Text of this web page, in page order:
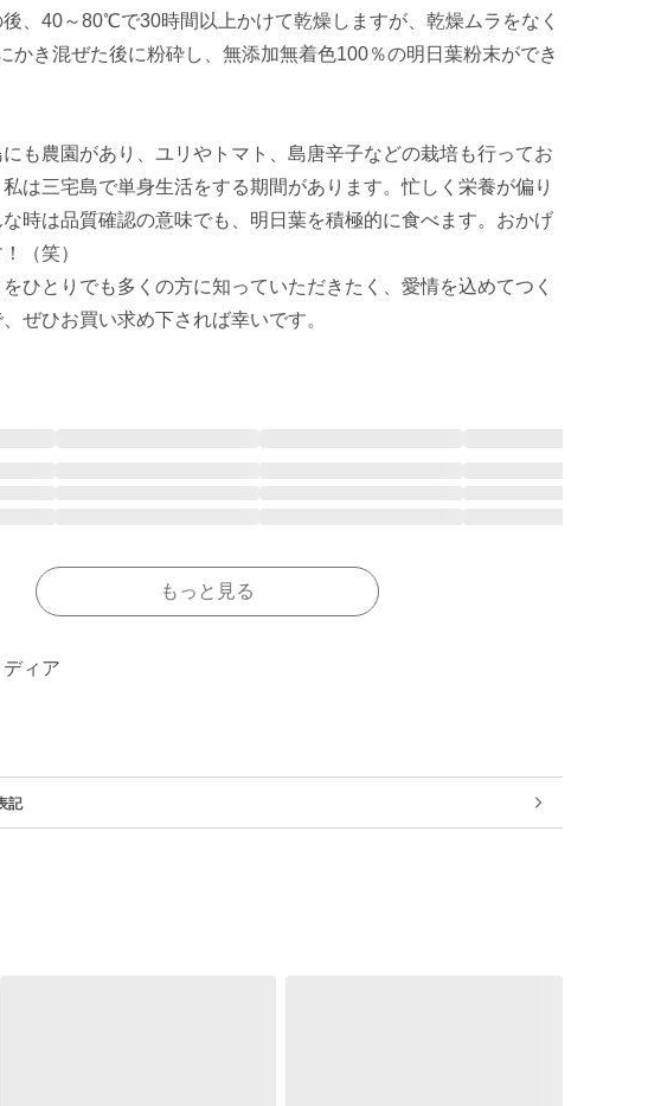
、40～80℃で30時間以上かけて乾燥しますが、乾燥ムラをなく
かき混ぜた後に粉砕し、無添加無着色100％の明日葉粉末ができ
も農園があり、ユリやトマト、島唐辛子などの栽培も行ってお
は三宅島で単身生活をする期間があります。忙しく栄養が偏り
時は品質確認の意味でも、明日葉を積極的に食べます。おかげ
（笑）
ひとりでも多くの方に知っていただきたく、愛情を込めてつく
もっと見る
ィア
記